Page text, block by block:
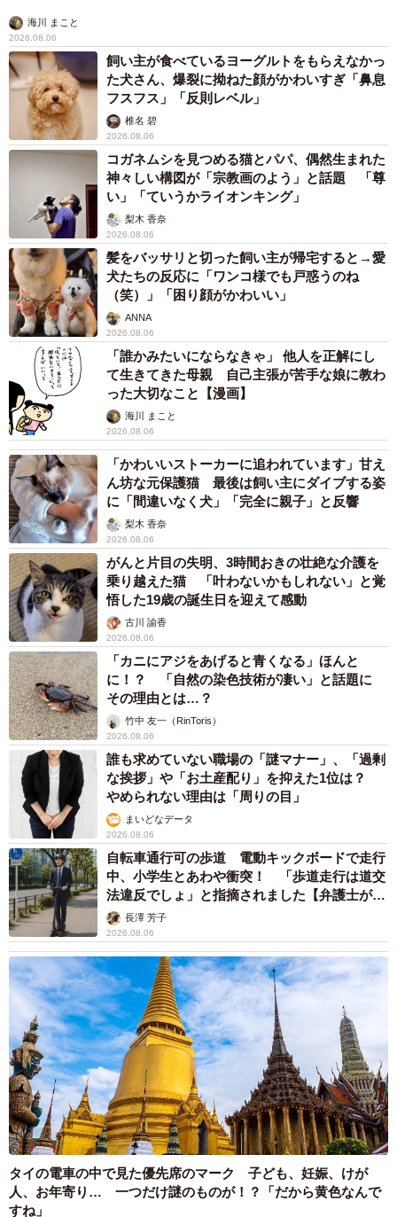
海川 まこと
2026.08.06
飼い主が食べているヨーグルトをもらえなかっ
た犬さん、爆裂に拗ねた顔がかわいすぎ「鼻息
フスフス」「反則レベル」
椎名 碧
2026.08.06
コガネムシを見つめる猫とパパ、偶然生まれた
神々しい構図が「宗教画のよう」と話題 「尊
い」「ていうかライオンキング」
梨木 香奈
2026.08.06
髪をバッサリと切った飼い主が帰宅すると→愛
犬たちの反応に「ワンコ様でも戸惑うのね
（笑）」「困り顔がかわいい」
ANNA
2026.08.06
「誰かみたいにならなきゃ」 他人を正解にし
て生きてきた母親 自己主張が苦手な娘に教わ
った大切なこと【漫画】
海川 まこと
2026.08.06
「かわいいストーカーに追われています」甘え
ん坊な元保護猫 最後は飼い主にダイブする姿
に「間違いなく犬」「完全に親子」と反響
梨木 香奈
2026.08.06
がんと片目の失明、3時間おきの壮絶な介護を
乗り越えた猫 「叶わないかもしれない」と覚
悟した19歳の誕生日を迎えて感動
古川 諭香
2026.08.06
「カニにアジをあげると青くなる」ほんと
に！？ 「自然の染色技術が凄い」と話題に
その理由とは…？
竹中 友一（RinToris）
2026.08.06
誰も求めていない職場の「謎マナー」、「過剰
な挨拶」や「お土産配り」を抑えた1位は？
やめられない理由は「周りの目」
まいどなデータ
2026.08.06
自転車通行可の歩道 電動キックボードで走行
中、小学生とあわや衝突！ 「歩道走行は道交
法違反でしょ」と指摘されました【弁護士が解
説】長澤 芳子
2026.08.06
タイの電車の中で見た優先席のマーク 子ども、妊娠、けが
人、お年寄り… 一つだけ謎のものが！？「だから黄色なんで
すね」